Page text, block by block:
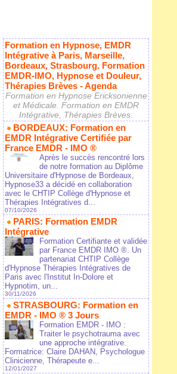
Formation en Hypnose, EMDR
Intégrative à Paris, Marseille,
Bordeaux, Strasbourg. Formation
EMDR-IMO, Hypnose et Douleur,
Thérapies Brèves - Agenda
Formation en Hypnose Ericksonienne
et Médicale. Formation en EMDR
Intégrative, Thérapies Brèves.
BORDEAUX: Formation en
EMDR Intégrative Certifiée par
France EMDR - IMO ®
Après le succès rencontré lors
de notre formation au Diplôme
Universitaire d'Hypnose de Bordeaux,
Hypnose33 a décidé en collaboration
avec le CHTIP Collège d'Hypnose et
Thérapies Intégratives d...
07/10/2026
PARIS: Formation EMDR
Intégrative
Formation Certifiante et validée
par France EMDR IMO ®. Un
partenariat CHTIP Collège
d'Hypnose Thérapies Intégratives de
Paris avec l'Institut In-Dolore et
Hypnotim, un...
30/11/2026
STRASBOURG: Formation en
EMDR - IMO ® 3 Jours
Formation EMDR - IMO :
Traiter le psychotrauma avec
une approche intégrative.
Formatrice: Claire DAHAN, Psychologue
Clinicienne, Thérapeute e...
12/01/2027